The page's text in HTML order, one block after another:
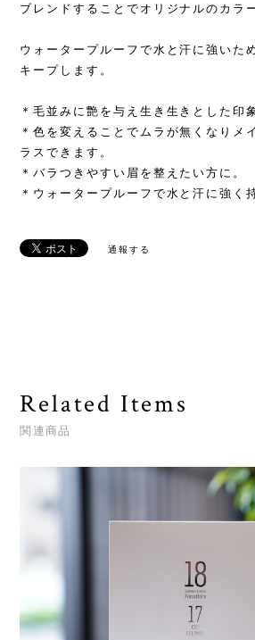
ブレンドすることでオリジナルのカ
ウォータープルーフで水と汗に強いた
キープします。
＊毛並みに艶を与え生き生きとした印
＊色を変えることでムラが無くなりメ
ラスできます。
＊バラつきやすい眉を整えたい方に。
＊ウォータープルーフで水と汗に強く
通報する
Related Items
関連商品